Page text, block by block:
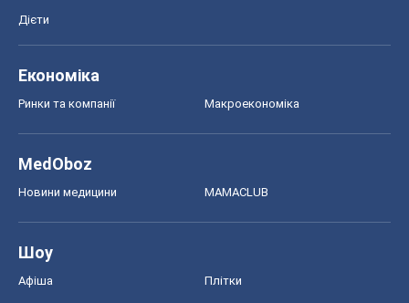
Дієти
Економіка
Ринки та компанії Макроекономіка
MedOboz
Новини медицини MAMACLUB
Шоу
Афіша Плітки